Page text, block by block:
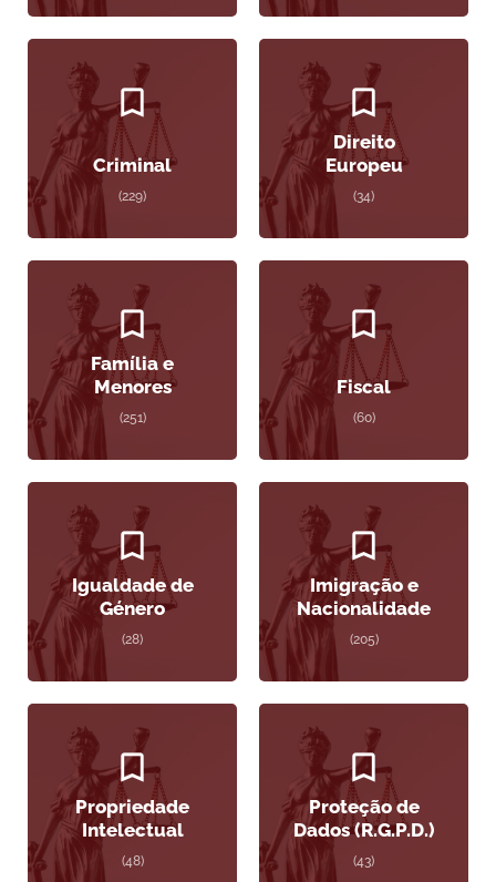
Criminal
(229)
Direito
Europeu
(34)
Família e
Menores
(251)
Fiscal
(60)
Igualdade de
Género
(28)
Imigração e
Nacionalidade
(205)
Propriedade
Intelectual
(48)
Proteção de
Dados (R.G.P.D.)
(43)